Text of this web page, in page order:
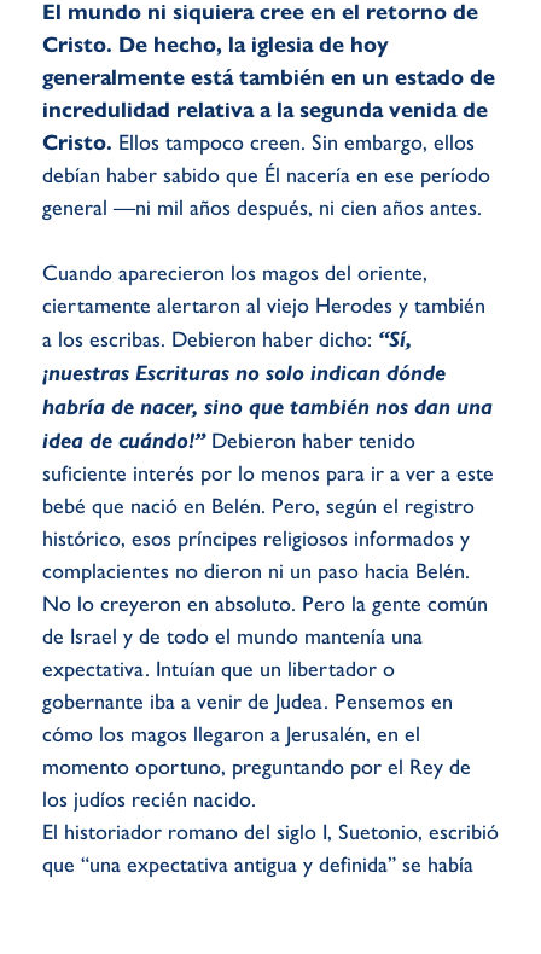
El mundo ni siquiera cree en el retorno de
Cristo. De hecho, la iglesia de hoy
generalmente está también en un estado de
incredulidad relativa a la segunda venida de
Cristo. Ellos tampoco creen. Sin embargo, ellos
debían haber sabido que Él nacería en ese período
general —ni mil años después, ni cien años antes.
Cuando aparecieron los magos del oriente,
ciertamente alertaron al viejo Herodes y también
a los escribas. Debieron haber dicho: “Sí,
¡nuestras Escrituras no solo indican dónde
habría de nacer, sino que también nos dan una
idea de cuándo!”Debieron haber tenido
suficiente interés por lo menos para ir a ver a este
bebé que nació en Belén. Pero, según el registro
histórico, esos príncipes religiosos informados y
complacientes no dieron ni un paso hacia Belén.
No lo creyeron en absoluto. Pero la gente común
de Israel y de todo el mundo mantenía una
expectativa. Intuían que un libertador o
gobernante iba a venir de Judea. Pensemos en
cómo los magos llegaron a Jerusalén, en el
momento oportuno, preguntando por el Rey de
los judíos recién nacido.
El historiador romano del siglo I, Suetonio, escribió
que “una expectativa antigua y definida” se había